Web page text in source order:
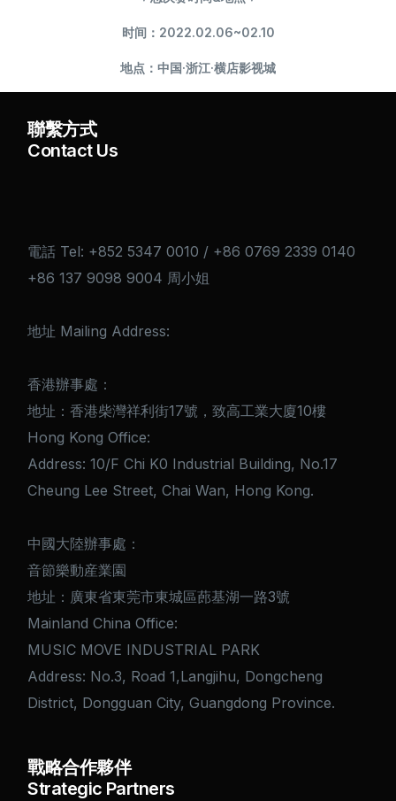
时间：2022.02.06~02.10
地点：中国·浙江·横店影视城
聯繫方式
Contact Us
電話 Tel: +852 5347 0010 / +86 0769 2339 0140
+86 137 9098 9004 周小姐
地址 Mailing Address:
香港辦事處：
地址：香港柴灣祥利街17號，致高工業大廈10樓
Hong Kong Office:
Address: 10/F Chi K0 Industrial Building, No.17
Cheung Lee Street, Chai Wan, Hong Kong.
中國大陸辦事處：
音節樂動産業園
地址：廣東省東莞市東城區蓢基湖一路3號
Mainland China Office:
MUSIC MOVE INDUSTRIAL PARK
Address: No.3, Road 1,Langjihu, Dongcheng
District, Dongguan City, Guangdong Province.
戰略合作夥伴
Strategic Partners